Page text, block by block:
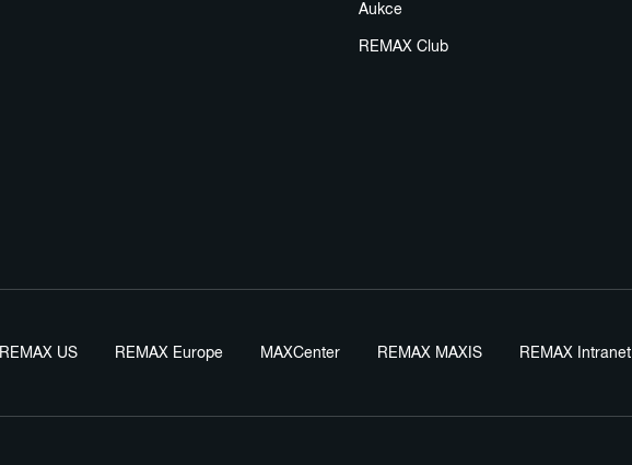
Aukce
REMAX Club
REMAX US REMAX Europe MAXCenter REMAX MAXIS REMAX Intranet